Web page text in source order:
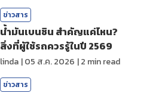
ข่าวสาร
น้ำมันเบนซิน สำคัญแค่ไหน?
สิ่งที่ผู้ใช้รถควรรู้ในปี 2569
linda |05 ส.ค. 2026 |2 min read
ข่าวสาร